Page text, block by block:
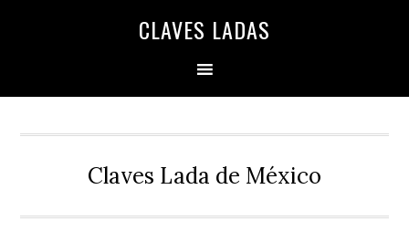
CLAVES LADAS
Claves Lada de México